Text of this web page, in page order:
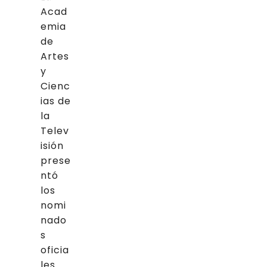
Acad
emia
de
Artes
y
Cienc
ias de
la
Telev
isión
prese
ntó
los
nomi
nado
s
oficia